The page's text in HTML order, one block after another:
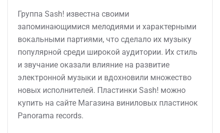
Группа Sash! известна своими
запоминающимися мелодиями и характерными
вокальными партиями, что сделало их музыку
популярной среди широкой аудитории. Их стиль
и звучание оказали влияние на развитие
электронной музыки и вдохновили множество
новых исполнителей. Пластинки Sash! можно
купить на сайте Магазина виниловых пластинок
Panorama records.